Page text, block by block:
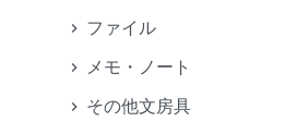
ファイル
メモ・ノート
その他文房具